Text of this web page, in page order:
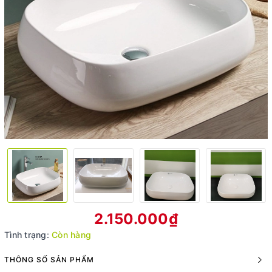
2.150.000₫
Tình trạng: Còn hàng
THÔNG SỐ SẢN PHẨM